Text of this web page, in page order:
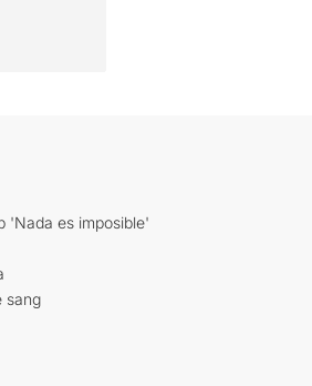
'Nada es imposible'
sang